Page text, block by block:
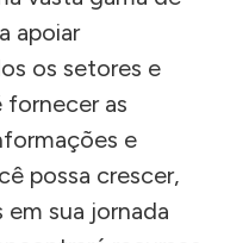
apoiar
os setores e
as
e
possa crescer,
em sua jornada